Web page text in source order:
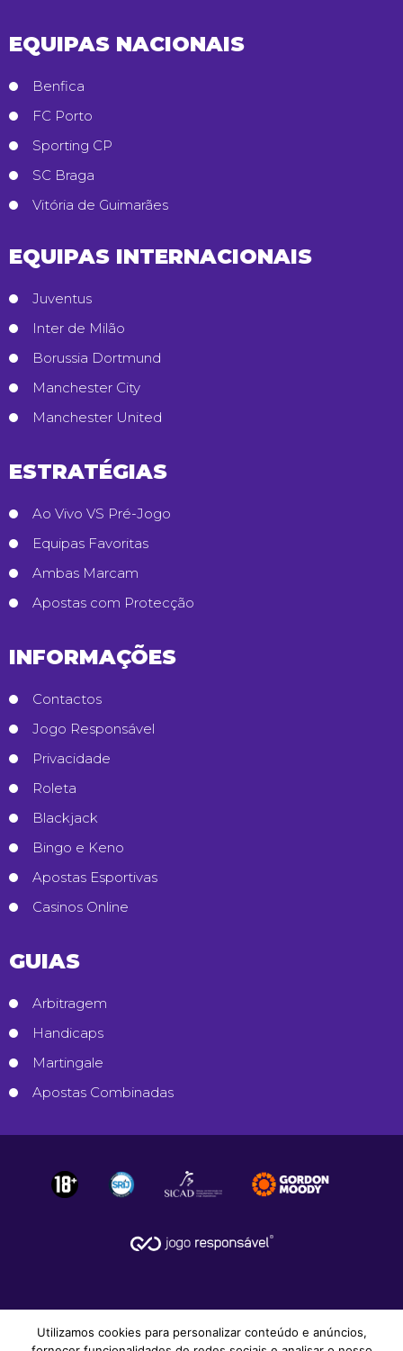
EQUIPAS NACIONAIS
Benfica
FC Porto
Sporting CP
SC Braga
Vitória de Guimarães
EQUIPAS INTERNACIONAIS
Juventus
Inter de Milão
Borussia Dortmund
Manchester City
Manchester United
ESTRATÉGIAS
Ao Vivo VS Pré-Jogo
Equipas Favoritas
Ambas Marcam
Apostas com Protecção
INFORMAÇÕES
Contactos
Jogo Responsável
Privacidade
Roleta
Blackjack
Bingo e Keno
Apostas Esportivas
Casinos Online
GUIAS
Arbitragem
Handicaps
Martingale
Apostas Combinadas
Utilizamos cookies para personalizar conteúdo e anúncios,